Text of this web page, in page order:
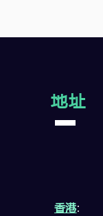
地址
香港: